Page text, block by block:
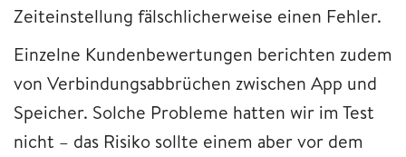
Zeiteinstellung fälschlicherweise einen Fehler.
Einzelne Kundenbewertungen berichten zudem
von Verbindungsabbrüchen zwischen App und
Speicher. Solche Probleme hatten wir im Test
nicht – das Risiko sollte einem aber vor dem